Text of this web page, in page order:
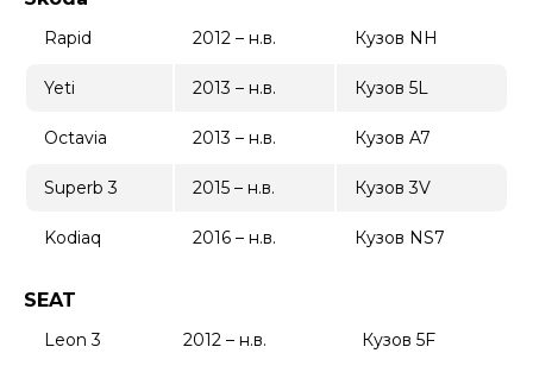
Rapid 2012 – н.в. Кузов NH
Yeti 2013 – н.в. Кузов 5L
Octavia 2013 – н.в. Кузов A7
Superb 3 2015 – н.в. Кузов 3V
Kodiaq 2016 – н.в. Кузов NS7
SEAT
Leon 3 2012 – н.в. Кузов 5F